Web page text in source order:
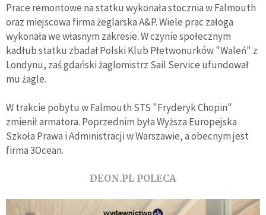
Prace remontowe na statku wykonała stocznia w Falmouth
oraz miejscowa firma żeglarska A&P. Wiele prac załoga
wykonała we własnym zakresie. W czynie społecznym
kadłub statku zbadał Polski Klub Płetwonurków "Waleń" z
Londynu, zaś gdański żaglomistrz Sail Service ufundował
mu żagle.
W trakcie pobytu w Falmouth STS "Fryderyk Chopin"
zmienił armatora. Poprzednim była Wyższa Europejska
Szkoła Prawa i Administracji w Warszawie, a obecnym jest
firma 3Ocean.
DEON.PL POLECA